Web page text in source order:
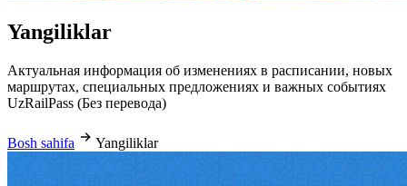
Yangiliklar
Актуальная информация об изменениях в расписании, новых
маршрутах, специальных предложениях и важных событиях
UzRailPass (Без перевода)
Bosh sahifa Yangiliklar